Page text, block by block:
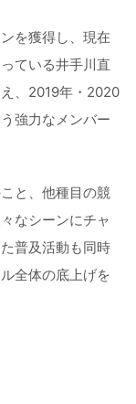
を獲得し、現在
ている井手川直
、2019年・2020
強力なメンバー
と、他種目の競
なシーンにチャ
普及活動も同時
全体の底上げを